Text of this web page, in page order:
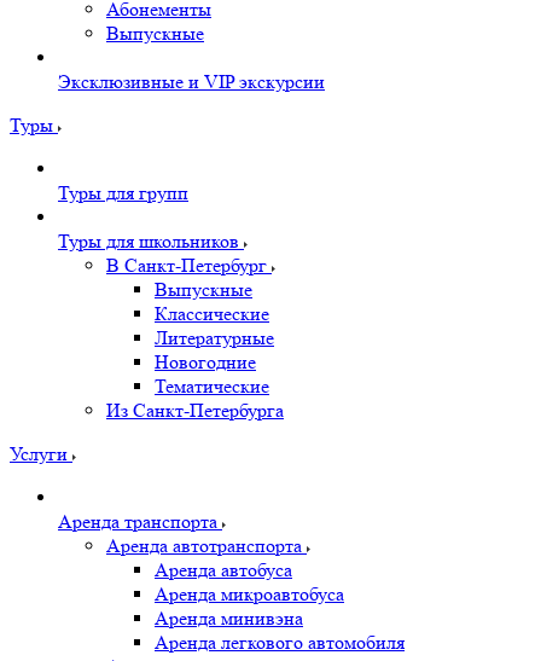
Абонементы
Выпускные
Эксклюзивные и VIP экскурсии
Туры
Туры для групп
Туры для школьников
В Санкт-Петербург
Выпускные
Классические
Литературные
Новогодние
Тематические
Из Санкт-Петербурга
Услуги
Аренда транспорта
Аренда автотранспорта
Аренда автобуса
Аренда микроавтобуса
Аренда минивэна
Аренда легкового автомобиля